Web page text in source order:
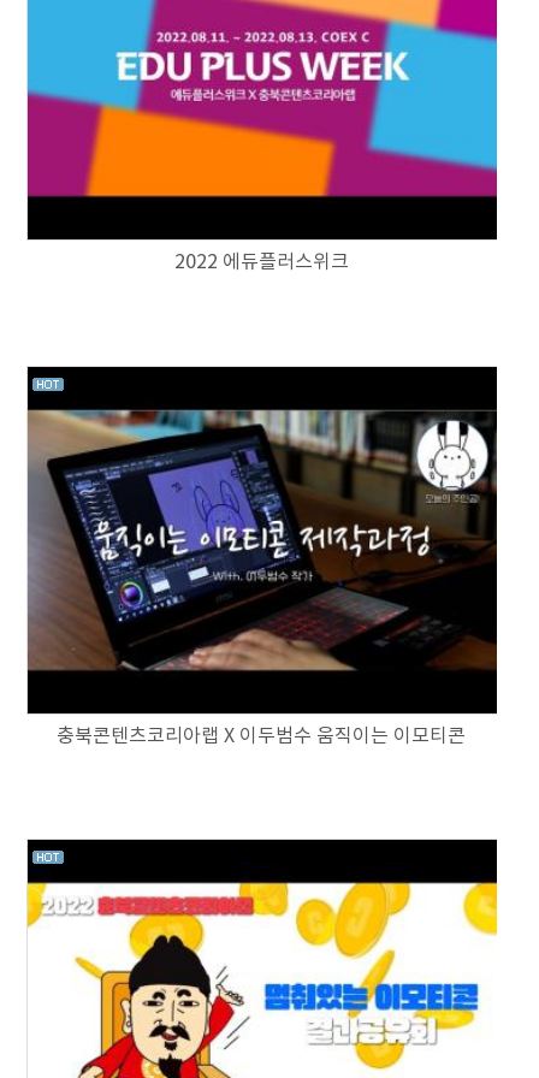
2022 에듀플러스위크
충북콘텐츠코리아랩 X 이두범수 움직이는 이모티콘